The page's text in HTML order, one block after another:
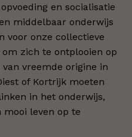
en socialisatie
middelbaar onderwijs
voor onze collectieve
zich te ontplooien op
vreemde origine in
of Kortrijk moeten
in het onderwijs,
leven op te